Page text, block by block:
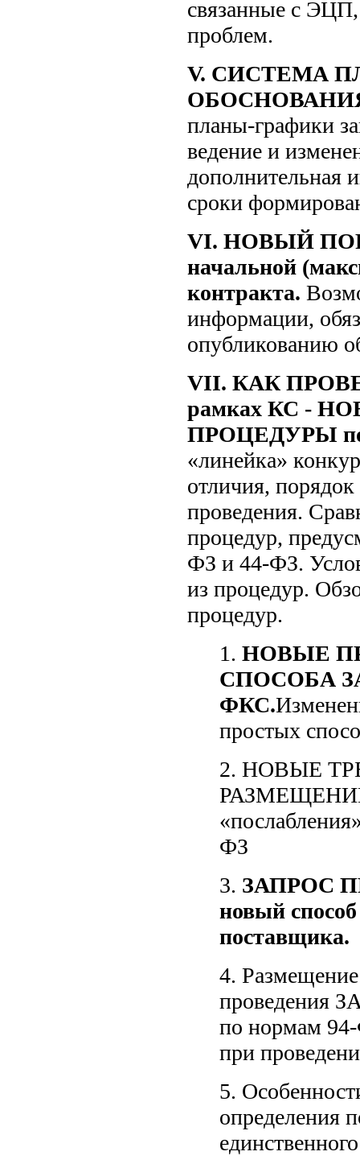
связанные с
проблем.
V. СИСТЕМА
ОБОСНОВАНИЯ
планы-графики
ведение и
дополнительная
сроки
VI. НОВЫЙ
начальной
контракта.
информации,
опубликованию
VII. КАК
рамках КС -
ПРОЦЕДУРЫ
«линейка»
отличия,
проведения.
процедур,
ФЗ и 44-ФЗ.
из процедур.
процедур.
1. НОВЫЕ
СПОСОБА
ФКС.
простых
2. НОВЫЕ
ФЗ
3. ЗАПРОС
новый
поставщика.
4. Размещение
по нормам
при
5.
определения